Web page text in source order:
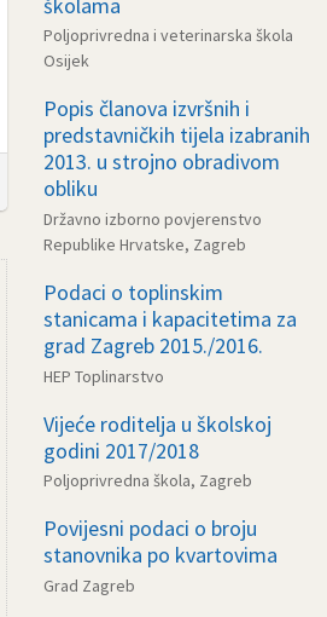
Poljoprivredna i veterinarska škola
Osijek
Popis članova izvršnih i
predstavničkih tijela izabranih
2013. u strojno obradivom
obliku
Državno izborno povjerenstvo
Republike Hrvatske, Zagreb
Podaci o toplinskim
stanicama i kapacitetima za
grad Zagreb 2015./2016.
HEP Toplinarstvo
Vijeće roditelja u školskoj
godini 2017/2018
Poljoprivredna škola, Zagreb
Povijesni podaci o broju
stanovnika po kvartovima
Grad Zagreb